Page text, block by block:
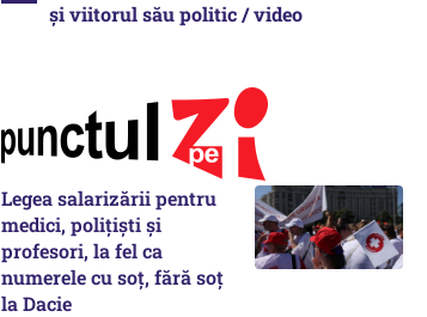
și viitorul său politic / video
Legea salarizării pentru
medici, polițiști și
profesori, la fel ca
numerele cu soț, fără soț
la Dacie